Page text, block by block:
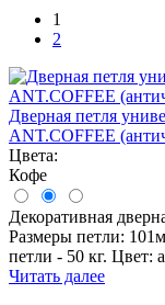
1
2
Дверная петля
ANT.COFFEE
Цвета:
Кофе
Декоративная
Размеры петли:
петли - 50 кг. Цвет:
Читать далее